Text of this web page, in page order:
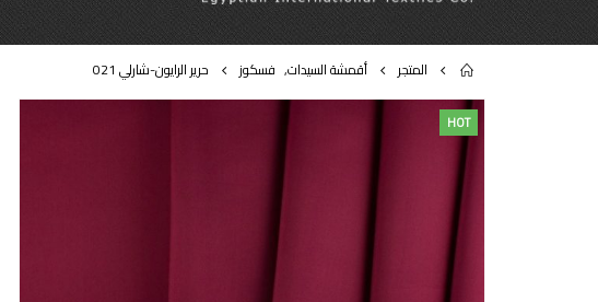
المتجر أقمشة السيدات, فسكوز حرير الرايون-شارلي 021
HOT